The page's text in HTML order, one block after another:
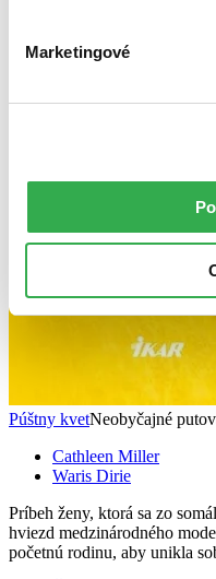
Marketingové
Púštny kvetNeobyčajné
Cathleen Miller
Waris Dirie
Príbeh ženy, ktorá sa zo
hviezd medzinárodného
početnú rodinu, aby unikla